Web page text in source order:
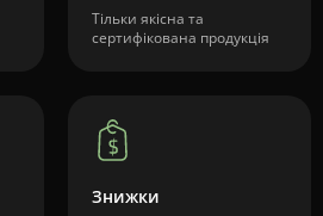
Тільки якісна та
сертифікована продукція
Знижки